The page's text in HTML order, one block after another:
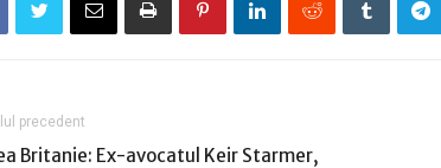
precedent
Britanie: Ex-avocatul Keir Starmer,